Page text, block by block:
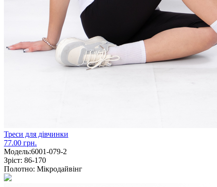
Треси для дівчинки
77.00 грн.
Модель:6001-079-2
Зріст: 86-170
Полотно: Мікродайвінг